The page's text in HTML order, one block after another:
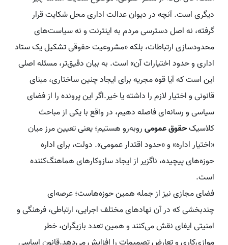
دیگری است. آنچه در دیوان عدالت اداری محل شکایت قرار
گرفته، نه اصل دسترسی مردم به اینترنت و نه سیاست‌های
محدودسازی ارتباطات، بلکه «مشروعیت حقوقی تشکیل یک ستاد
اداری و حدود اختیارات آن» است. به بیان دقیق‌تر، مسئله اصلی
این است که آیا قوه مجریه برای ایجاد چنین ساختاری، مبنای
قانونی و اختیار لازم را داشته یا خیر.اگر این پرونده را از فضای
سیاسی و رسانه‌ای فاصله دهیم، در واقع با یکی از مباحث
کلاسیکحقوق عمومیروبه‌رو هستیم؛ یعنی تعیین مرز میان
«اختیار اداره» و «حدود اقتدار عمومی». دولت، برای اداره
حوزه‌های پیچیده، ناگزیر از ایجاد سازوکار‌های هماهنگ‌کننده
است.
فضای مجازی نیز از جمله همین حوزه‌هاست؛ عرصه‌ای
چندبخشی که در آن نهاد‌های مختلف اجرایی، ارتباطی، فرهنگی و
امنیتی ایفای نقش می‌کنند و همین تعدد بازیگران، خطر